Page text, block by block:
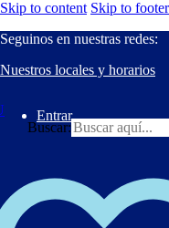
Skip to content Skip to footer
Seguinos en nuestras redes:
Nuestros locales y horarios
Entrar
Buscar: